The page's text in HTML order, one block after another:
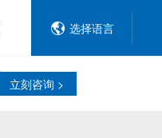
选择语言
立刻咨询 >